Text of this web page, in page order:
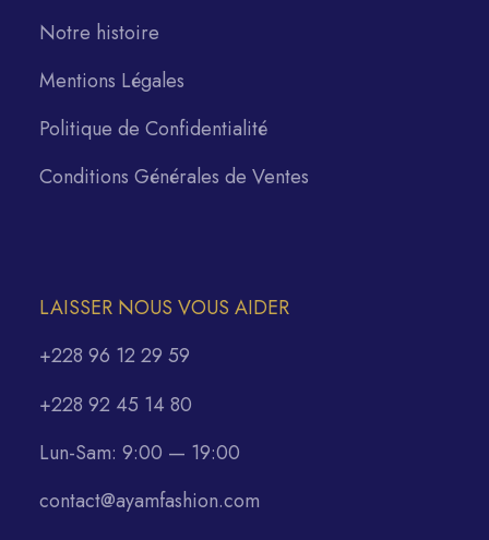
Notre histoire
Mentions Légales
Politique de Confidentialité
Conditions Générales de Ventes
LAISSER NOUS VOUS AIDER
+228 96 12 29 59
+228 92 45 14 80
Lun-Sam: 9:00 — 19:00
contact@ayamfashion.com